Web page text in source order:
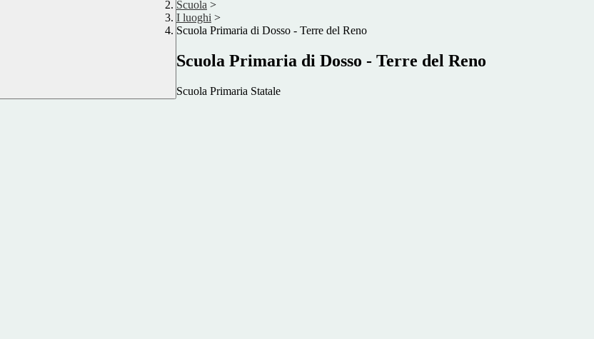
Scuola >
I luoghi >
Scuola Primaria di Dosso - Terre del Reno
Scuola Primaria di Dosso - Terre del Reno
Scuola Primaria Statale